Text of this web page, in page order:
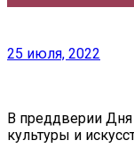
25 июля, 2022
В преддверии Дня
культуры и